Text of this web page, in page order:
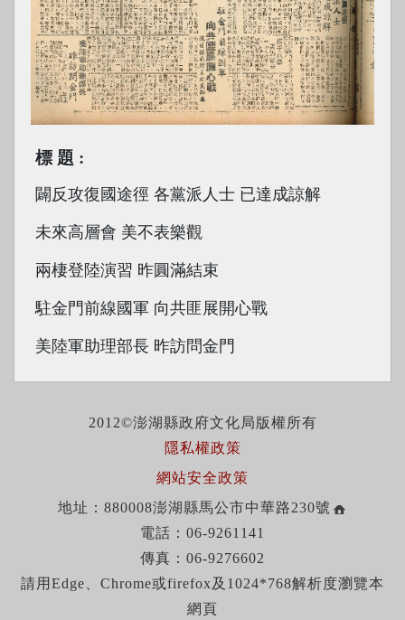
標題
闢反攻復國途徑 各黨派人士 已達成諒解
未來高層會 美不表樂觀
兩棲登陸演習 昨圓滿結束
駐金門前線國軍 向共匪展開心戰
美陸軍助理部長 昨訪問金門
2012©澎湖縣政府文化局版權所有
隱私權政策
網站安全政策
地址：880008澎湖縣馬公市中華路230號
電話：06-9261141
傳真：06-9276602
請用Edge、Chrome或firefox及1024*768解析度瀏覽本
網頁